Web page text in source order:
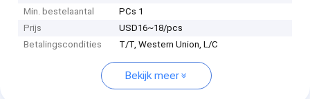
Min. bestelaantal
PCs 1
Prijs
USD16~18/pcs
Betalingscondities
T/T, Western Union, L/C
Bekijk meer